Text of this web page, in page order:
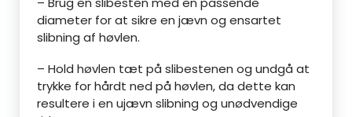
diameter for at sikre en jævn og ensartet
slibning af høvlen.
– Hold høvlen tæt på slibestenen og undgå at
trykke for hårdt ned på høvlen, da dette kan
resultere i en ujævn slibning og unødvendige